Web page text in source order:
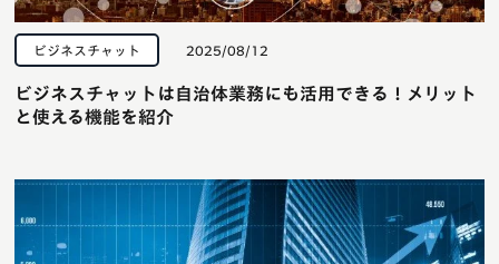
ビジネスチャット 2025/08/12
ビジネスチャットは自治体業務にも活用できる！メリット
と使える機能を紹介